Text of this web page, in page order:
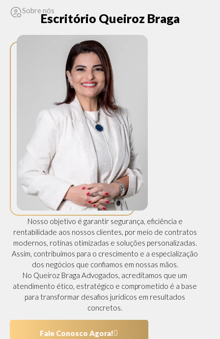
Sobre nós
Escritório Queiroz Braga
Nosso objetivo é garantir segurança, eficiência e
rentabilidade aos nossos clientes, por meio de contratos
modernos, rotinas otimizadas e soluções personalizadas.
Assim, contribuímos para o crescimento e a especialização
dos negócios que confiamos em nossas mãos.
No Queiroz Braga Advogados, acreditamos que um
atendimento ético, estratégico e comprometido é a base
para transformar desafios jurídicos em resultados
concretos.
Fale Conosco Agora!